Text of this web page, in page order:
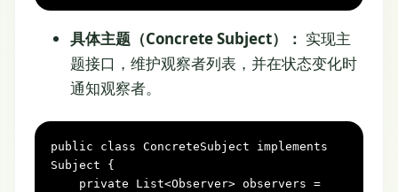
具体主题（Concrete Subject）： 实现主
题接口，维护观察者列表，并在状态变化时
通知观察者。
public class ConcreteSubject
implements
Subject {
private